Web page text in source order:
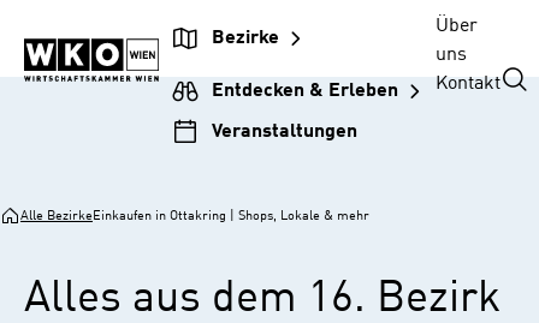
Unternehmensnavigation
springen
Inhalt
springen
Hauptnavigation
springen
Footer
springen
Bezirke
Entdecken & Erleben
Veranstaltungen
Über
uns
Kontakt
Alle BezirkeEinkaufen in Ottakring | Shops, Lokale & mehr
Alles aus dem 16. Bezirk